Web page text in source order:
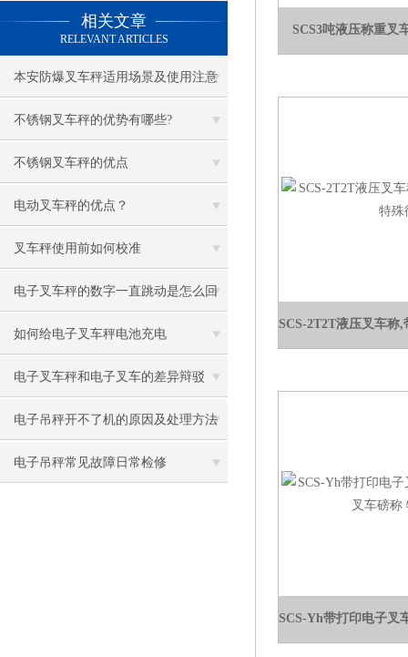
相关文章
RELEVANT ARTICLES
本安防爆叉车秤适用场景及使用注意
事项
不锈钢叉车秤的优势有哪些?
不锈钢叉车秤的优点
电动叉车秤的优点？
叉车秤使用前如何校准
电子叉车秤的数字一直跳动是怎么回
事
如何给电子叉车秤电池充电
电子叉车秤和电子叉车的差异辩驳
电子吊秤开不了机的原因及处理方法
电子吊秤常见故障日常检修
SCS3吨液压称重叉